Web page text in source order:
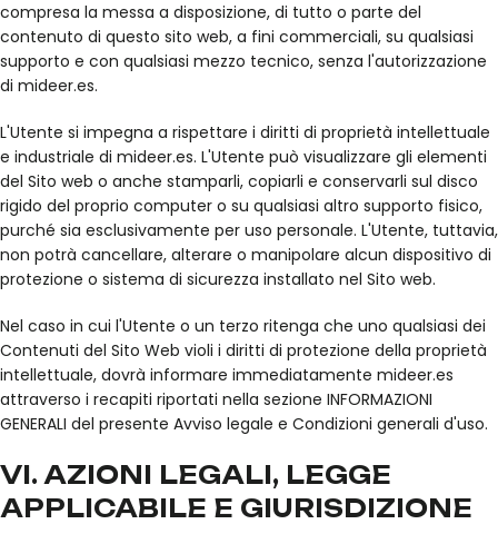
compresa la messa a disposizione, di tutto o parte del
contenuto di questo sito web, a fini commerciali, su qualsiasi
supporto e con qualsiasi mezzo tecnico, senza l'autorizzazione
di mideer.es.
L'Utente si impegna a rispettare i diritti di proprietà intellettuale
e industriale di mideer.es. L'Utente può visualizzare gli elementi
del Sito web o anche stamparli, copiarli e conservarli sul disco
rigido del proprio computer o su qualsiasi altro supporto fisico,
purché sia esclusivamente per uso personale. L'Utente, tuttavia,
non potrà cancellare, alterare o manipolare alcun dispositivo di
protezione o sistema di sicurezza installato nel Sito web.
Nel caso in cui l'Utente o un terzo ritenga che uno qualsiasi dei
Contenuti del Sito Web violi i diritti di protezione della proprietà
intellettuale, dovrà informare immediatamente mideer.es
attraverso i recapiti riportati nella sezione INFORMAZIONI
GENERALI del presente Avviso legale e Condizioni generali d'uso.
VI. AZIONI LEGALI, LEGGE
APPLICABILE E GIURISDIZIONE